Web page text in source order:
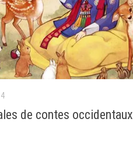
de contes occidentaux